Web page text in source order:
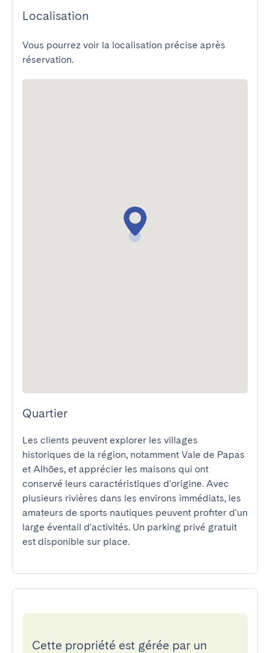
Localisation
Vous pourrez voir la localisation précise après
réservation.
Quartier
Les clients peuvent explorer les villages
historiques de la région, notamment Vale de Papas
et Alhões, et apprécier les maisons qui ont
conservé leurs caractéristiques d'origine. Avec
plusieurs rivières dans les environs immédiats, les
amateurs de sports nautiques peuvent profiter d'un
large éventail d'activités. Un parking privé gratuit
est disponible sur place.
Cette propriété est gérée par un